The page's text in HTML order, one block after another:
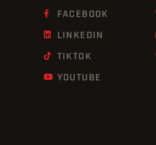
FACEBOOK
LINKEDIN
TIKTOK
YOUTUBE